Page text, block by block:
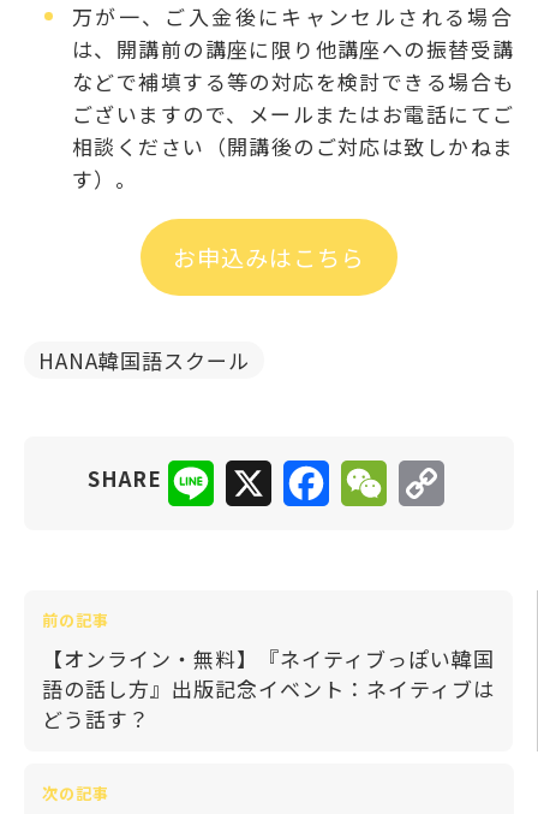
万が一、ご入金後にキャンセルされる場合
は、開講前の講座に限り他講座への振替受講
などで補填する等の対応を検討できる場合も
ございますので、メールまたはお電話にてご
相談ください（開講後のご対応は致しかねま
す）。
お申込みはこちら
HANA韓国語スクール
SHARE Line FacebookWeChat
前の記事
【オンライン・無料】『ネイティブっぽい韓国
語の話し方』出版記念イベント：ネイティブは
どう話す？
次の記事